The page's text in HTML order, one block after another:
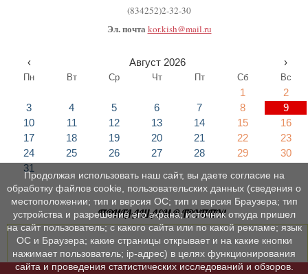
(834252)2-32-30
Эл. почта kor.kish@mail.ru
‹ Август 2026 ›
Пн Вт Ср Чт Пт Сб Вс
1
2
3
4 5 6 7 8
9
10
11 12 13 14 15
16
17
18 19 20 21 22
23
24
25 26 27 28 29
30
31
ПРИГЛАШАЕМ В ГРУППУ!
Продолжая использовать наш сайт, вы даете согласие на
обработку файлов cookie, пользовательских данных (сведения о
местоположении; тип и версия ОС; тип и версия Браузера; тип
устройства и разрешение его экрана; источник откуда пришел
на сайт пользователь; с какого сайта или по какой рекламе; язык
ОС и Браузера; какие страницы открывает и на какие кнопки
нажимает пользователь; ip-адрес) в целях функционирования
сайта и проведения статистических исследований и обзоров.